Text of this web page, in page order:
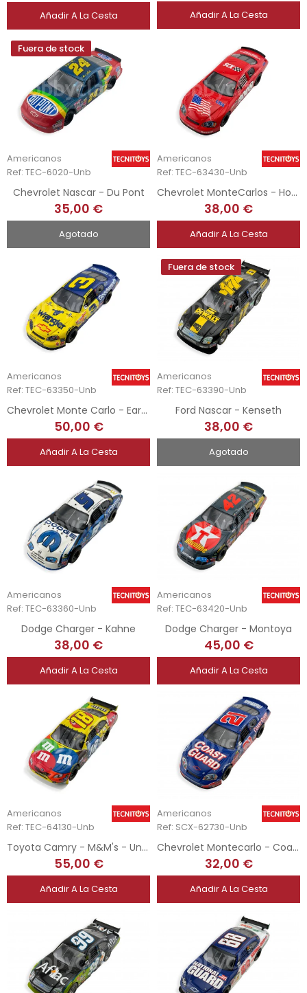
Añadir A La Cesta Añadir A La Cesta
Fuera de stock
Americanos
Ref: TEC-6020-Unb
Chevrolet Nascar - Du Pont
35,00 €
Agotado
Americanos
Ref: TEC-63430-Unb
Chevrolet MonteCarlos - Hobbytown USA
38,00 €
Añadir A La Cesta
Americanos
Ref: TEC-63350-Unb
Chevrolet Monte Carlo - Earnhardt
50,00 €
Añadir A La Cesta
Fuera de stock
Americanos
Ref: TEC-63390-Unb
Ford Nascar - Kenseth
38,00 €
Agotado
Americanos
Ref: TEC-63360-Unb
Dodge Charger - Kahne
38,00 €
Añadir A La Cesta
Americanos
Ref: TEC-63420-Unb
Dodge Charger - Montoya
45,00 €
Añadir A La Cesta
Americanos
Ref: TEC-64130-Unb
Toyota Camry - M&M's - Unboxed
55,00 €
Añadir A La Cesta
Americanos
Ref: SCX-62730-Unb
Chevrolet Montecarlo - Coast Guard
32,00 €
Añadir A La Cesta